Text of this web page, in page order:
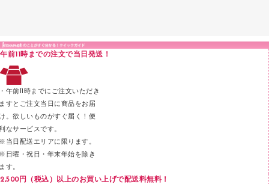
Ｚ式ファイル
２穴リフィル・２穴インデックス
印章用品
ラベル類
メンディングテープ
メッシュケース／ペンケース
フロアケース
ブックエンド／ブックスタンド
午前11時までの注文で当日発送！
午前11時までにご注文いただき
すとご注文当日に商品をお届
。欲しいものがすぐ届く！便
なサービスです。
当日配送エリアに限ります。
日曜・祝日・年末年始を除き
す。
2,500円（税込）以上のお買い上げで配送料無料！